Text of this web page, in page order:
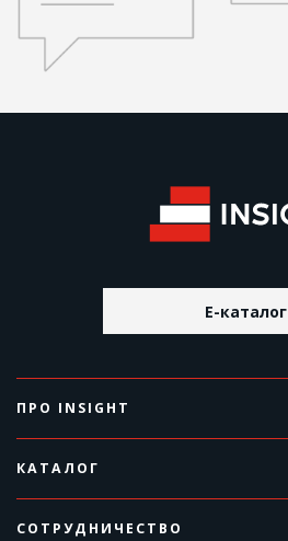
E-каталог
ПРО INSIGHT
КАТАЛОГ
СОТРУДНИЧЕСТВО